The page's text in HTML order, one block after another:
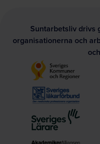
Suntarbetsliv drivs
organisationerna och